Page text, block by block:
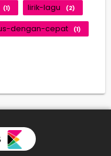
(1) lirik-lagu (2)
dengan-cepat (1)